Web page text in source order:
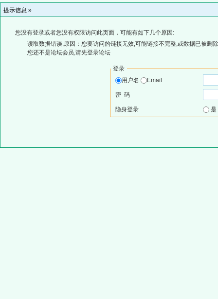
提示信息 »
您没有登录或者您没有权限访问此页面，可能有如下几个原因:
读取数据错误,原因：您要访问的链接无效,可能链接不完整,或数据已被删
您还不是论坛会员,请先登录论坛
登录
用户名
Email
密 码
隐身登录